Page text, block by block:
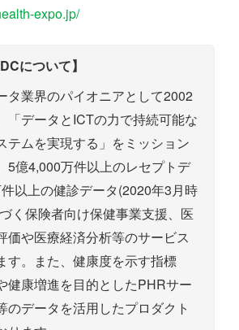
expo.jp/
について】
タ業界のパイオニアとして2002
「データとICTの力で持続可能な
テムを実現する」をミッション
5億4,000万件以上のレセプトデ
以上の健診データ(2020年3月時
く保険者向け保健事業支援、医
価や医療経済分析等のサービス
す。また、健康度を示す指標
健康増進を目的としたPHRサー
のデータを活用したプロダクト